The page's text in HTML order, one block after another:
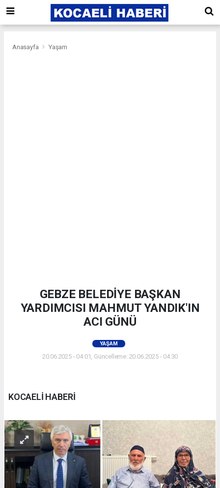
Anasayfa Yaşam
GEBZE BELEDİYE BAŞKAN
YARDIMCISI MAHMUT YANDIK'IN
ACI GÜNÜ
YAŞAM
20.06.2025 - 04:01, Güncelleme: 20.06.2025 - 04:30
KOCAELİ HABERİ